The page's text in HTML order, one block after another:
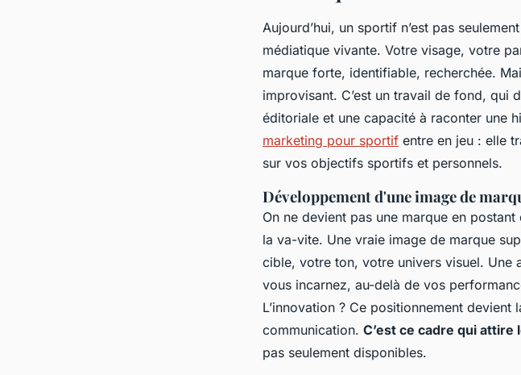
Aujourd’hui, un sportif n’est pas
médiatique vivante. Votre visage, votre
marque forte, identifiable, recherchée.
improvisant. C’est un travail de fond, qui
éditoriale et une capacité à raconter une
marketing pour sportif entre en jeu : elle
sur vos objectifs sportifs et personnels.
Développement d'une image de
On ne devient pas une marque en
la va-vite. Une vraie image de marque
cible, votre ton, votre univers visuel. Une
vous incarnez, au-delà de vos
L’innovation ? Ce positionnement
communication. C’est ce cadre qui
pas seulement disponibles.